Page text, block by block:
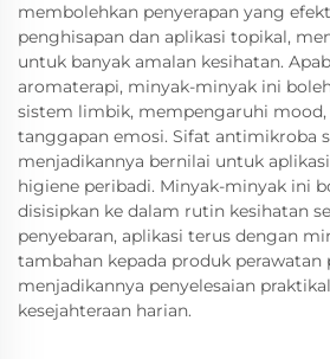
membolehkan penyerapan yang
penghisapan dan aplikasi topikal,
untuk banyak amalan kesihatan.
aromaterapi, minyak-minyak ini
sistem limbik, mempengaruhi mood,
tanggapan emosi. Sifat antimikroba
menjadikannya bernilai untuk
higiene peribadi. Minyak-minyak ini
disisipkan ke dalam rutin kesihatan
penyebaran, aplikasi terus dengan
tambahan kepada produk perawatan
menjadikannya penyelesaian
kesejahteraan harian.